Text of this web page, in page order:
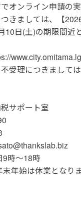
オンライン申請の
きましては、【
10日(土)の期限間
受理につきまして
サポート室
9時～18時
年始は休業となり